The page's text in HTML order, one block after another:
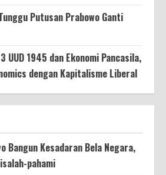
Putusan Prabowo Ganti
UUD 1945 dan Ekonomi Pancasila,
dengan Kapitalisme Liberal
Bangun Kesadaran Bela Negara,
pahami